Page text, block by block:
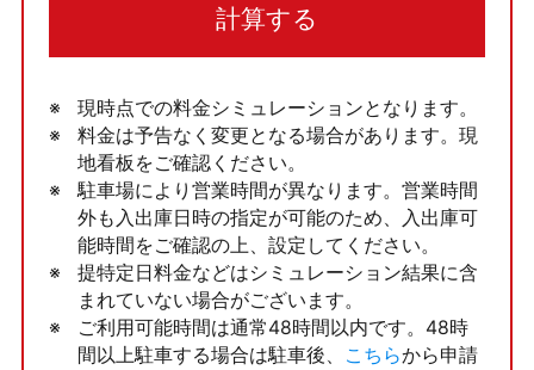
計算する
現時点での料金シミュレーションとなります。
料金は予告なく変更となる場合があります。現
地看板をご確認ください。
駐車場により営業時間が異なります。営業時間
外も入出庫日時の指定が可能のため、入出庫可
能時間をご確認の上、設定してください。
提特定日料金などはシミュレーション結果に含
まれていない場合がございます。
ご利用可能時間は通常48時間以内です。48時
間以上駐車する場合は駐車後、
こちらから申請